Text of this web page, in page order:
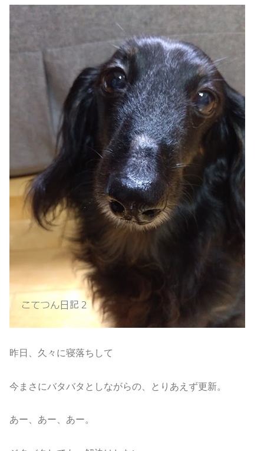
昨日、久々に寝落ちして
今まさにバタバタとしながらの、とりあえず更新。
あー、あー、あー。